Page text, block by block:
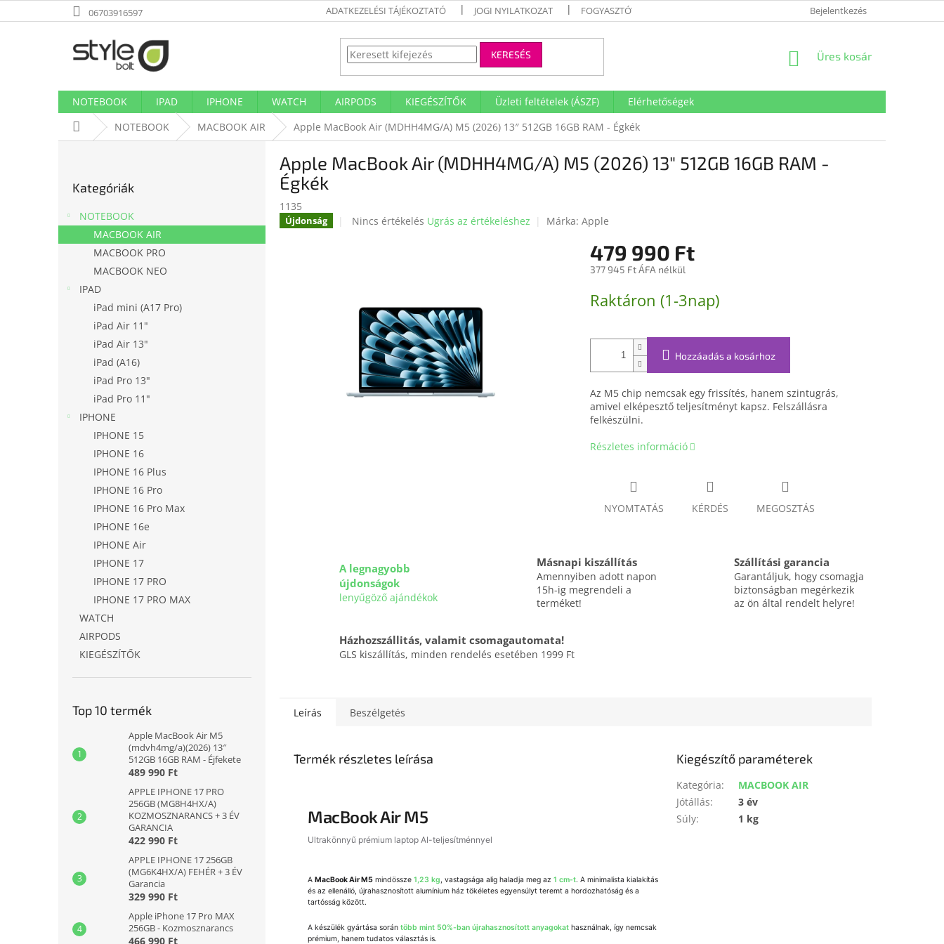
a
06703916597 ADATKEZELÉSI TÁJÉKOZTATÓ JOGI NYILATKOZAT FOGYASZTÓVÉDELMI TÁJÉKOZTATÓ SÜTI TÁJÉKOZTATÓ IMPRESSZUM
Bejelentkezés
KERESÉS KOSÁR
Üres kosár
NOTEBOOK IPAD IPHONE WATCH AIRPODS KIEGÉSZÍTŐK Üzleti feltételek (ÁSZF)
Elérhetőségek
KezdőlapNOTEBOOK MACBOOK AIR Apple MacBook Air (MDHH4MG/A) M5 (2026) 13″ 512GB 16GB RAM - Égkék
s
ó
átugrása
Kategóriák
NOTEBOOK
MACBOOK AIR
MACBOOK PRO
MACBOOK NEO
IPAD
iPad mini (A17 Pro)
iPad Air 11"
iPad Air 13"
iPad (A16)
iPad Pro 13"
iPad Pro 11"
IPHONE
IPHONE 15
IPHONE 16
IPHONE 16 Plus
IPHONE 16 Pro
IPHONE 16 Pro Max
IPHONE 16e
IPHONE Air
IPHONE 17
IPHONE 17 PRO
IPHONE 17 PRO MAX
WATCH
AIRPODS
KIEGÉSZÍTŐK
Top 10 termék
Apple MacBook Air M5
(mdvh4mg/a)(2026) 13″
512GB 16GB RAM - Éjfekete
489 990 Ft
APPLE IPHONE 17 PRO
256GB (MG8H4HX/A)
KOZMOSZNARANCS + 3 ÉV
GARANCIA
422 990 Ft
APPLE IPHONE 17 256GB
(MG6K4HX/A) FEHÉR + 3 ÉV
Garancia
329 990 Ft
Apple iPhone 17 Pro MAX
256GB - Kozmosznarancs
466 990 Ft
Apple MacBook Air (MDHH4MG/A) M5 (2026) 13″ 512GB 16GB RAM -
Égkék
1135
Újdonság
A
csillag.
Nincs értékelés Ugrás az értékeléshez Márka: Apple
479 990 Ft
377 945 Ft ÁFA nélkül
Raktáron (1-3nap)
Hozzáadás a kosárhoz
Az M5 chip nemcsak egy frissítés, hanem szintugrás,
amivel elképesztő teljesítményt kapsz. Felszállásra
felkészülni.
Részletes információ
NYOMTATÁS KÉRDÉS MEGOSZTÁS
A legnagyobb
újdonságok
lenyűgöző ajándékok
Másnapi kiszállítás
Amennyiben adott napon
15h-ig megrendeli a
terméket!
Szállítási garancia
Garantáljuk, hogy csomagja
biztonságban megérkezik
az ön által rendelt helyre!
Házhozszállitás, valamit csomagautomata!
GLS kiszállítás, minden rendelés esetében 1999 Ft
Leírás Beszélgetés
Termék részletes leírása
MacBook Air M5
Ultrakönnyű prémium laptop AI-teljesítménnyel
A MacBook Air M5 mindössze 1,23 kg, vastagsága alig haladja meg az 1 cm-t. A minimalista kialakítás
és az ellenálló, újrahasznosított alumínium ház tökéletes egyensúlyt teremt a hordozhatóság és a
tartósság között.
A készülék gyártása során több mint 50%-ban újrahasznosított anyagokat használnak, így nemcsak
prémium, hanem tudatos választás is.
Kiegészítő paraméterek
Kategória:
MACBOOK AIR
Jótállás:
3 év
Súly: 1 kg